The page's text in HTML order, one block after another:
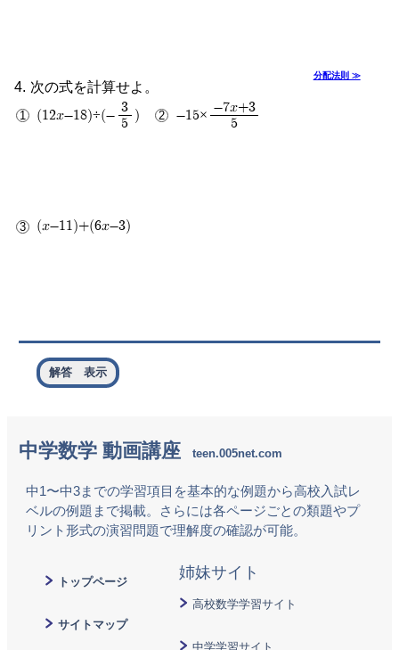
次の式を計算せよ。
分配法則 ≫
(12x-18)÷(-
3
5
) -15×
-7x+3
5
(x-11)+(6x-3)
解答 表示
中学数学 動画講座
中1〜中3までの学習項目を基本的な例題から高校入試レ
ベルの例題まで掲載。さらには各ページごとの類題やプ
リント形式の演習問題で理解度の確認が可能。
トップページ
サイトマップ
高校数学学習サイト
中学学習サイト